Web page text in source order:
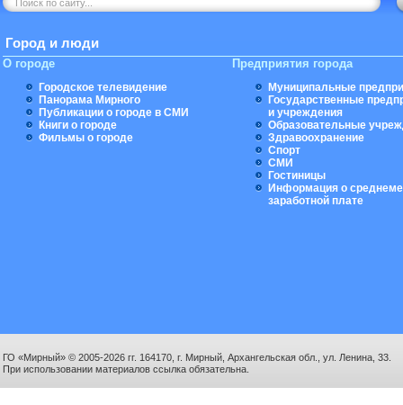
Город и люди
О городе
Городское телевидение
Панорама Мирного
Публикации о городе в СМИ
Книги о городе
Фильмы о городе
Предприятия города
Муниципальные
Государственные
и учреждения
Образовательные
Здравоохранение
Спорт
СМИ
Гостиницы
Информация о
заработной плате
ГО «Мирный» © 2005-2026 гг. 164170, г. Мирный, Архангельская обл., ул. Ленина, 33.
При использовании материалов ссылка обязательна.